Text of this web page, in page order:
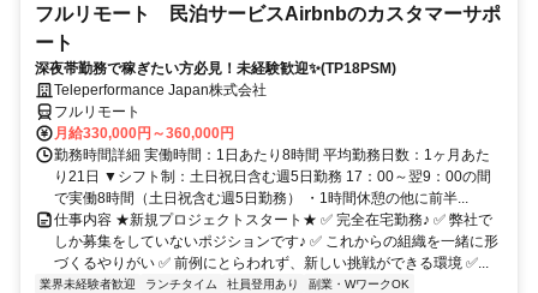
フルリモート 民泊サービスAirbnbのカスタマーサポ
ート
深夜帯勤務で稼ぎたい方必見！未経験歓迎✨(TP18PSM)
Teleperformance Japan株式会社
フルリモート
月給330,000円～360,000円
勤務時間詳細 実働時間：1日あたり8時間 平均勤務日数：1ヶ月あた
り21日 ▼シフト制：土日祝日含む週5日勤務 17：00～翌9：00の間
で実働8時間（土日祝含む週5日勤務） ・1時間休憩の他に前半...
仕事内容 ★新規プロジェクトスタート★ ✅ 完全在宅勤務♪ ✅ 弊社で
しか募集をしていないポジションです♪ ✅ これからの組織を一緒に形
づくるやりがい ✅ 前例にとらわれず、新しい挑戦ができる環境 ✅...
業界未経験者歓迎 ランチタイム 社員登用あり
副業・WワークOK